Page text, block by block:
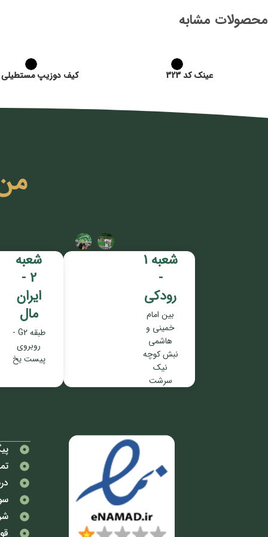
محصولات مشابه
عینک کد 323 کیف دوزیپ مستطیلی
شعبه 1
-
رودکی
بین امام
خمینی و
هاشمی
نبش کوچه
نیک
سرشت
شعبه
2 -
ایران
مال
طبقه G2 -
روبروی
پیست یخ